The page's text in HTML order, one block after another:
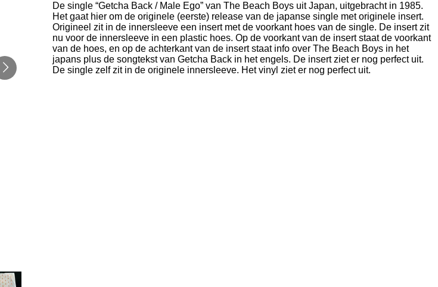
De single “Getcha Back / Male Ego” van The Beach Boys uit Japan, uitgebracht in 1985.
Het gaat hier om de originele (eerste) release van de japanse single met originele insert.
Origineel zit in de innersleeve een insert met de voorkant hoes van de single. De insert zit
nu voor de innersleeve in een plastic hoes. Op de voorkant van de insert staat de voorkant
van de hoes, en op de achterkant van de insert staat info over The Beach Boys in het
japans plus de songtekst van Getcha Back in het engels. De insert ziet er nog perfect uit.
De single zelf zit in de originele innersleeve. Het vinyl ziet er nog perfect uit.